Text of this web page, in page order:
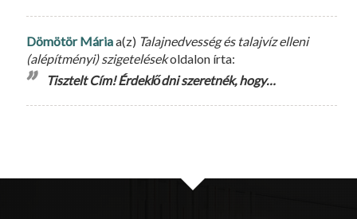
Dömötör Máriaa(z) Talajnedvesség és talajvíz elleni
(alépítményi) szigetelésekoldalon írta:
Tisztelt Cím! Érdeklődni szeretnék, hogy…